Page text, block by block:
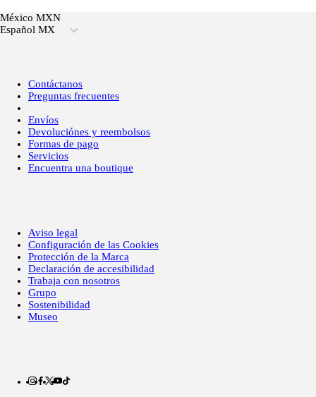
México MXN
Español MX
Contáctanos
Preguntas frecuentes
Envíos
Devoluciónes y reembolsos
Formas de pago
Servicios
Encuentra una boutique
Aviso legal
Configuración de las Cookies
Protección de la Marca
Declaración de accesibilidad
Trabaja con nosotros
Grupo
Sostenibilidad
Museo